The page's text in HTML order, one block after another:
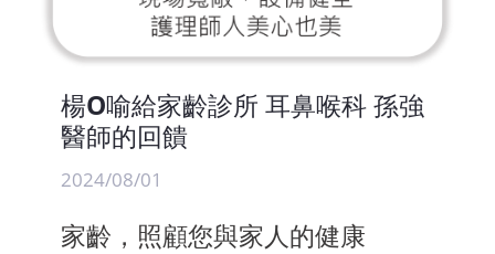
楊O喻給家齡診所 耳鼻喉科 孫強
醫師的回饋
2024/08/01
家齡，照顧您與家人的健康